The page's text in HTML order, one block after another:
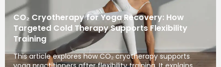
CO₂ Cryotherapy for Yoga Recovery: How
Targeted Cold Therapy Supports Flexibility
Training
This article explores how CO₂ cryotherapy supports